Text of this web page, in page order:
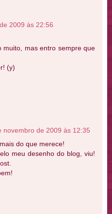
2009 às 22:56
muito, mas entro sempre que
(y)
novembro de 2009 às 12:35
do que merece!
meu desenho do blog, viu!